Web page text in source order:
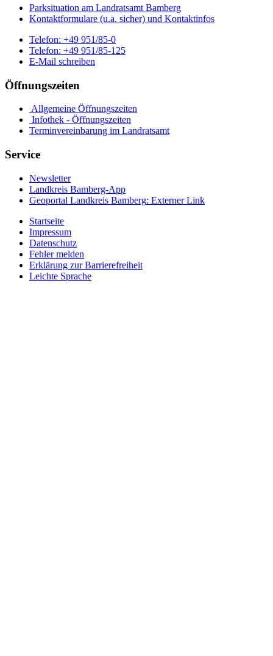
Parksituation am Landratsamt Bamberg
Kontaktformulare (u.a. sicher) und Kontaktinfos
Telefon: +49 951/85-0
Telefon: +49 951/85-125
E-Mail schreiben
Öffnungszeiten
Allgemeine Öffnungszeiten
Infothek - Öffnungszeiten
Terminvereinbarung im Landratsamt
Service
Newsletter
Landkreis Bamberg-App
Geoportal Landkreis Bamberg: Externer Link
Startseite
Impressum
Datenschutz
Fehler melden
Erklärung zur Barrierefreiheit
Leichte Sprache